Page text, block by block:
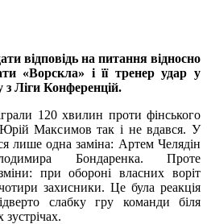
відповідь на питання відносно
«Ворскла» і її тренер удар у
з Ліги Конференцій.
120 хвилин проти фінського
Максимов так і не вдався. У
лише одна заміна: Артем Челядін
Бондаренка. Проте
при обороні власних воріт
захисники. Це була реакція
слабку гру команди біля